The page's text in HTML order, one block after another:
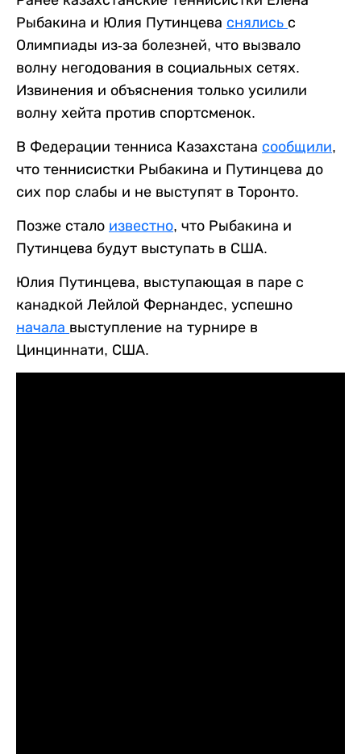
Рыбакина и Юлия Путинцева снялись с
Олимпиады из-за болезней, что вызвало
волну негодования в социальных сетях.
Извинения и объяснения только усилили
волну хейта против спортсменок.
В Федерации тенниса Казахстана сообщили,
что теннисистки Рыбакина и Путинцева до
сих пор слабы и не выступят в Торонто.
Позже стало известно, что Рыбакина и
Путинцева будут выступать в США.
Юлия Путинцева, выступающая в паре с
канадкой Лейлой Фернандес, успешно
начала выступление на турнире в
Цинциннати, США.